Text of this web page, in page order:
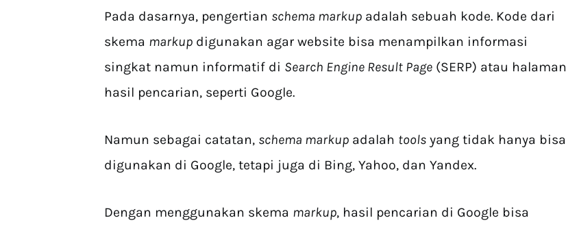
Pada dasarnya, pengertian schema markup adalah sebuah kode. Kode dari
skema markup digunakan agar website bisa menampilkan informasi
singkat namun informatif di Search Engine Result Page (SERP) atau halaman
hasil pencarian, seperti Google.
Namun sebagai catatan, schema markup adalah tools yang tidak hanya bisa
digunakan di Google, tetapi juga di Bing, Yahoo, dan Yandex.
Dengan menggunakan skema markup, hasil pencarian di Google bisa